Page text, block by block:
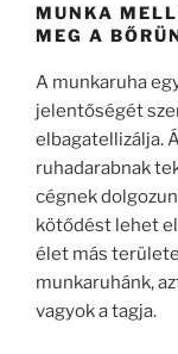
MUNKA
MEG A
A munkaruha
jelentőségét
elbagatellizálja.
ruhadarabnak
cégnek
kötődést lehet
élet más
munkaruhánk,
vagyok a tagja.